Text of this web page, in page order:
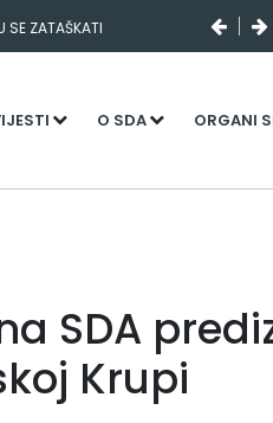
SE ZATAŠKATI
O SDA ORGANI
SDA
Krupi